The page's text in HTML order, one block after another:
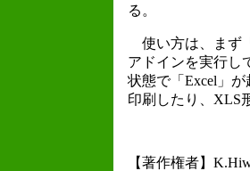
る。
使い方は、まず
アドインを実行し
状態で「Excel」
印刷したり、XLS
【著作権者】